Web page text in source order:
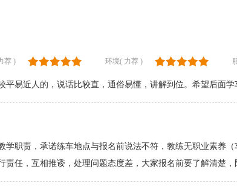
荐 ) 环境( 力荐 )
平易近人的，说话比较直，通俗易懂，讲解到位。希望后面学
学职责，承诺练车地点与报名前说法不符，教练无职业素养
任，互相推诿，处理问题态度差，大家报名前要了解清楚，